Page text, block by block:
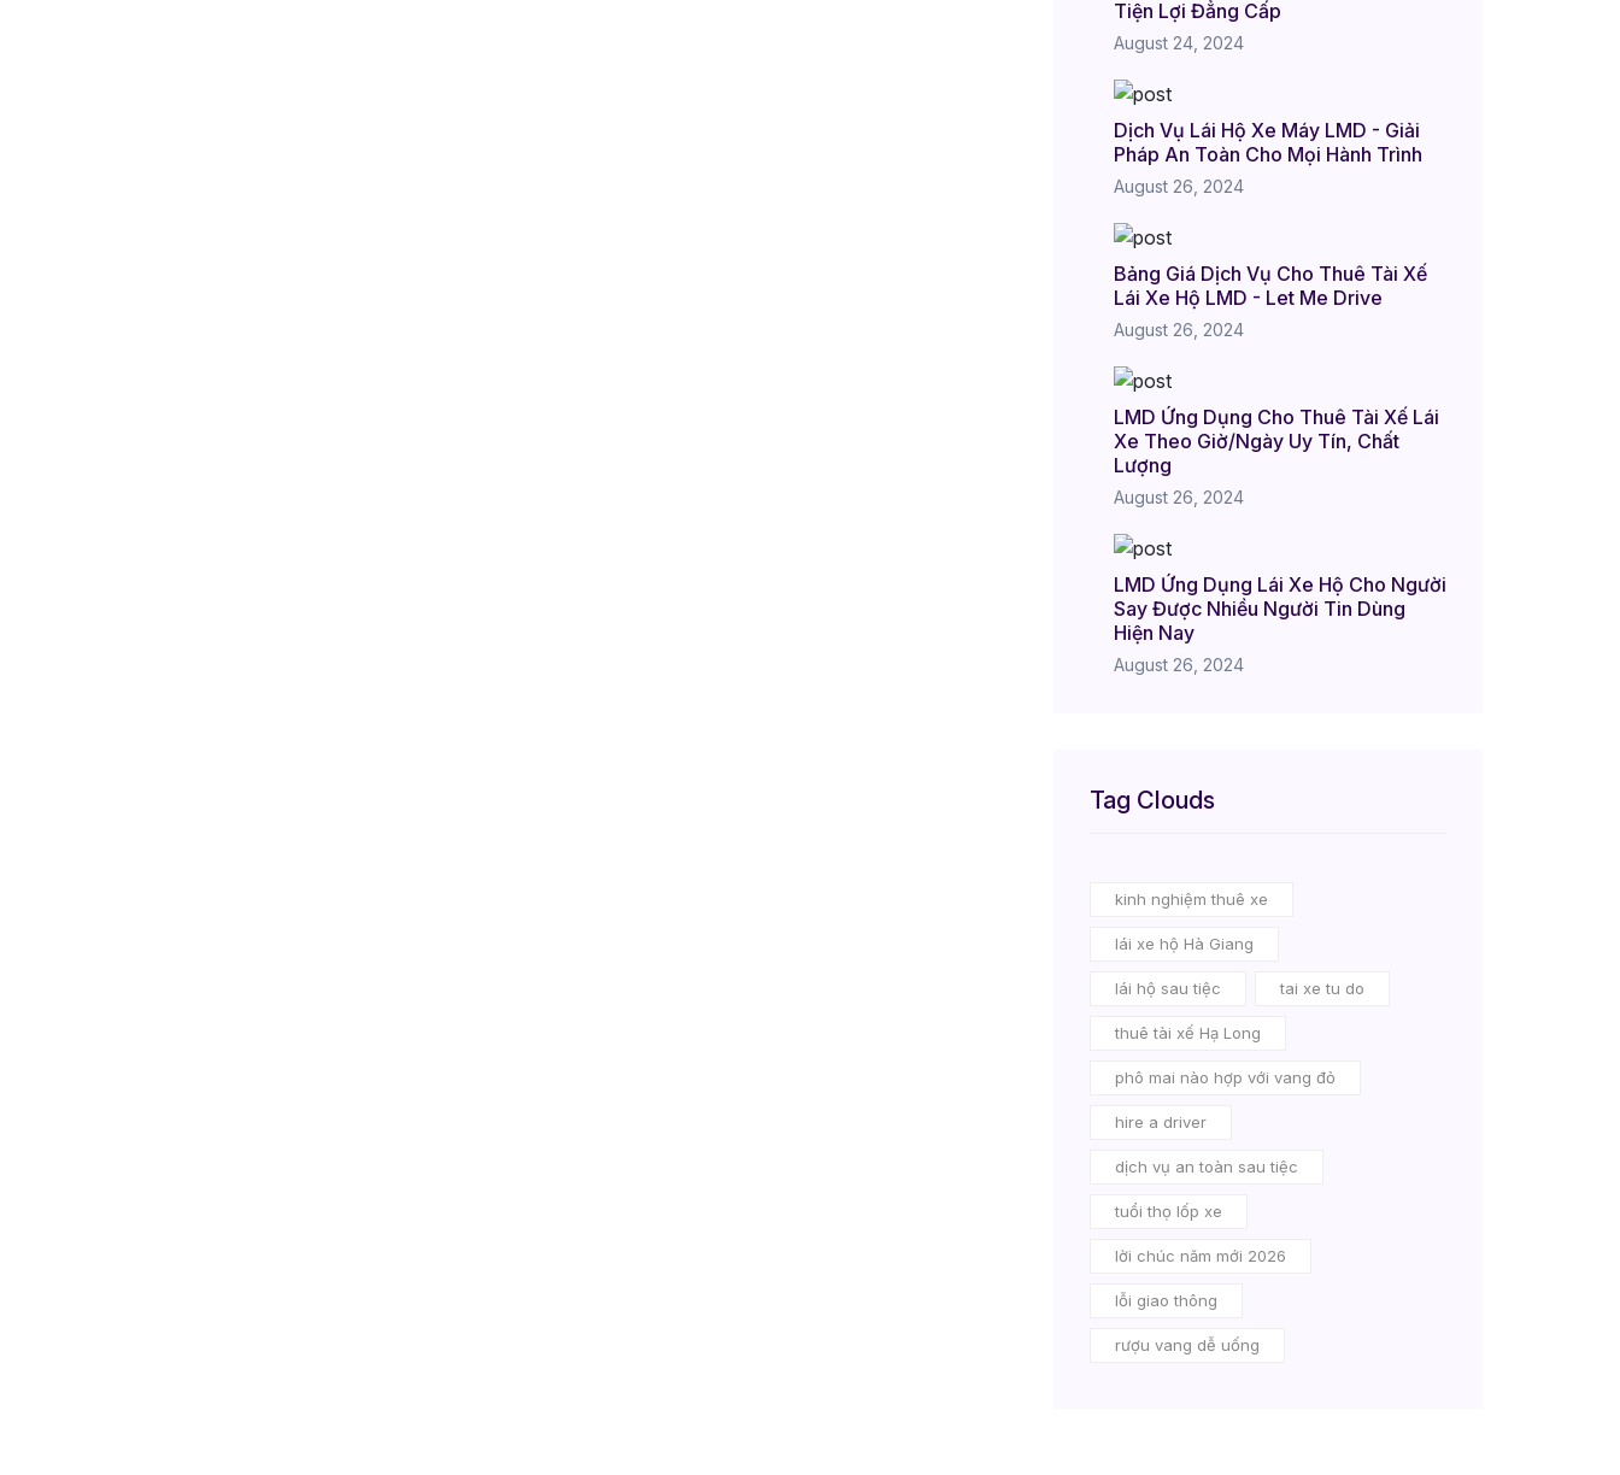
Tiện Lợi Đẳng Cấp
August 24, 2024
Dịch Vụ Lái Hộ Xe Máy LMD - Giải
Pháp An Toàn Cho Mọi Hành Trình
August 26, 2024
Bảng Giá Dịch Vụ Cho Thuê Tài Xế
Lái Xe Hộ LMD - Let Me Drive
August 26, 2024
LMD Ứng Dụng Cho Thuê Tài Xế Lái
Xe Theo Giờ/Ngày Uy Tín, Chất
Lượng
August 26, 2024
LMD Ứng Dụng Lái Xe Hộ Cho Người
Say Được Nhiều Người Tin Dùng
Hiện Nay
August 26, 2024
Tag Clouds
kinh nghiệm thuê xe
lái xe hộ Hà Giang
lái hộ sau tiệc tai xe tu do
thuê tài xế Hạ Long
phô mai nào hợp với vang đỏ
hire a driver
dịch vụ an toàn sau tiệc
tuổi thọ lốp xe
lời chúc năm mới 2026
lỗi giao thông
rượu vang dễ uống